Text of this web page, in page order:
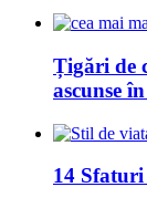
Țigări de
ascunse
14